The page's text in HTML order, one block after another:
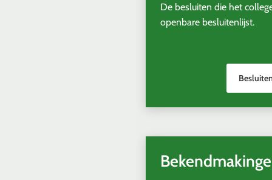
De besluiten die het
openbare besluitenlijst.
(Verwijst
een
website)